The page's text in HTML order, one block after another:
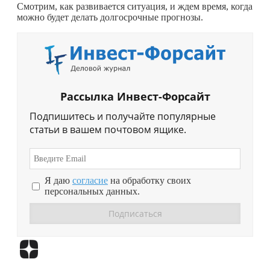
Смотрим, как развивается ситуация, и ждем время, когда
можно будет делать долгосрочные прогнозы.
Рассылка Инвест-Форсайт
Подпишитесь и получайте популярные
статьи в вашем почтовом ящике.
Я даю согласие на обработку своих
персональных данных.